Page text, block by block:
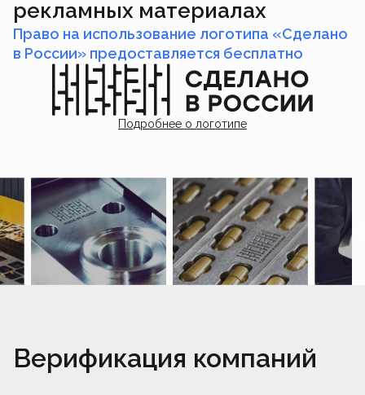
Подробнее о логотипе
рекламных материалах
Право на использование логотипа «Сделано
в России» предоставляется бесплатно
Верификация компаний